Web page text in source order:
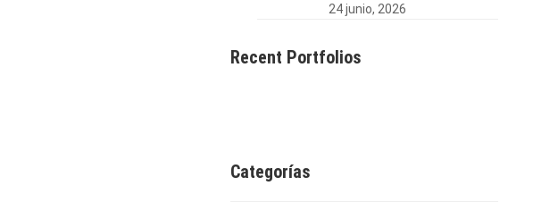
24 junio, 2026
Recent Portfolios
Categorías